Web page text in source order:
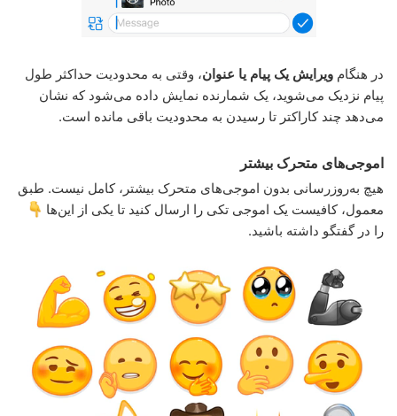
در هنگام ویرایش یک پیام یا عنوان، وقتی به محدودیت حداکثر طول
پیام نزدیک می‌شوید، یک شمارنده نمایش داده می‌شود که نشان
می‌دهد چند کاراکتر تا رسیدن به محدودیت باقی مانده است.
اموجی‌های متحرک بیشتر
هیچ به‌روزرسانی بدون اموجی‌های متحرک بیشتر، کامل نیست. طبق
معمول، کافیست یک اموجی تکی را ارسال کنید تا یکی از این‌ها
را در گفتگو داشته باشید.